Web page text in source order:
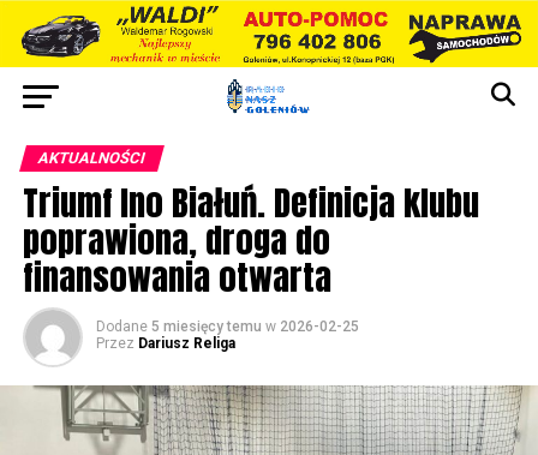
AKTUALNOŚCI
Triumf Ino Białuń. Definicja klubu
poprawiona, droga do
finansowania otwarta
Dodane 5 miesięcy temu w 2026-02-25
Przez Dariusz Religa